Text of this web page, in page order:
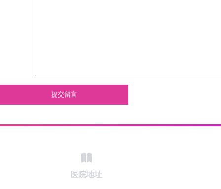
提交留言
医院地址